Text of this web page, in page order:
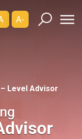
A-
– Level Advisor